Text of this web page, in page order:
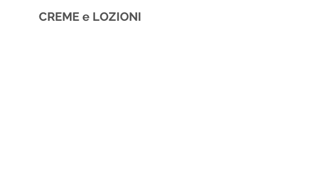
CREME e LOZIONI